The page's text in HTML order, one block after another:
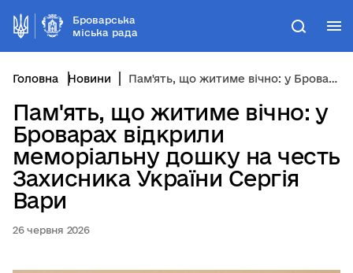
Броварська
міська рада
Пошук
Головна Новини Пам'ять, що житиме вічно: у Броварах відкрили меморіальну дошку на честь Захисника України Сергія Вари
Пам'ять, що житиме вічно: у
Броварах відкрили
меморіальну дошку на честь
Захисника України Сергія
Вари
26 червня 2026